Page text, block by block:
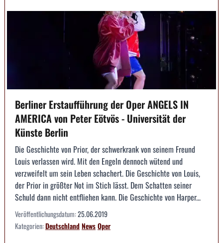
Berliner Erstaufführung der Oper ANGELS IN
AMERICA von Peter Eötvös - Universität der
Künste Berlin
Die Geschichte von Prior, der schwerkrank von seinem Freund
Louis verlassen wird. Mit den Engeln dennoch wütend und
verzweifelt um sein Leben schachert. Die Geschichte von Louis,
der Prior in größter Not im Stich lässt. Dem Schatten seiner
Schuld dann nicht entfliehen kann. Die Geschichte von Harper...
Veröffentlichungsdatum:25.06.2019
Kategorien:DeutschlandNewsOper